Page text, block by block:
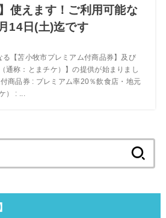
使えます！ご利用可能な
14日(土)迄です
【苫小牧市プレミアム付商品券】及び
通称：とまチケ）】の提供が始まりまし
商品券 : プレミアム率20％飲食店・地元
） : ...
索: